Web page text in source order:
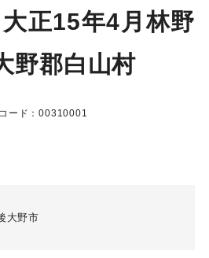
大正15年4月林野
野郡白山村
ード：00310001
大野市